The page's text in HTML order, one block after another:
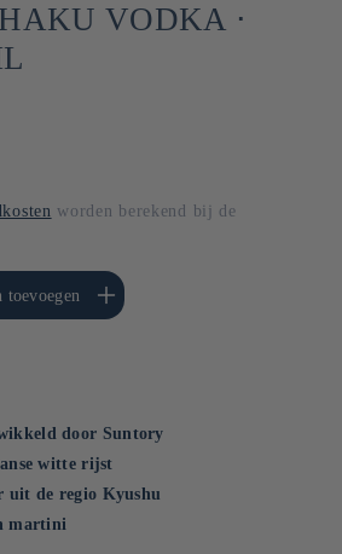
VODKA ⋅
worden berekend bij de
toevoegen
verhogen voor Default
Title
door Suntory
witte rijst
uit de regio Kyushu
martini